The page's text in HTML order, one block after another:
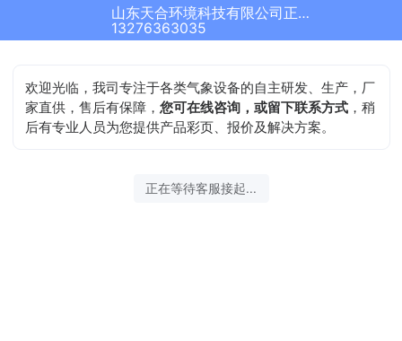
山东天合环境科技有限公司正在为您服务
13276363035
欢迎光临，我司专注于各类气象设备的自主研发、生产，厂
家直供，售后有保障，您可在线咨询，或留下联系方式 ，稍
后有专业人员为您提供产品彩页、报价及解决方案。
正在等待客服接起...